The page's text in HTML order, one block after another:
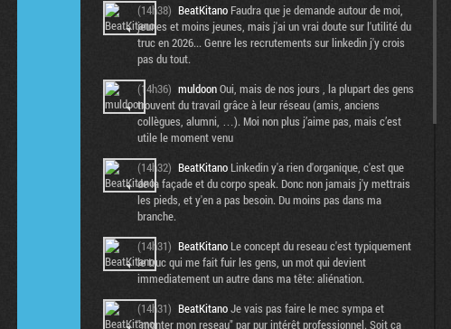
(14h38) BeatKitano Faudra que je demande autour de moi,
jeunes et moins jeunes, mais j'ai un vrai doute sur l'utilité du
truc en 2026... Genre les recrutements sur linkedin j'y crois
pas du tout.
(14h36) muldoonOui, mais de nos jours , la plupart des gens
trouvent du travail grâce à leur réseau (amis, anciens
collègues, alumni, …). Moi non plus j’aime pas, mais c’est
utile le moment venu
(14h32) BeatKitano Linkedin y'a rien d'organique, c'est que
de la façade et du corpo speak. Donc non jamais j'y mettrais
les pieds, et y'en a pas besoin. Du moins pas dans ma
branche.
(14h31) BeatKitano Le concept du reseau c'est typiquement
le truc qui me fait fuir les gens, un mot qui devient
immediatement un autre dans ma tête: aliénation.
(14h31) BeatKitanoJe vais pas faire le mec sympa et
"monter mon reseau" par pur intérêt professionnel. Soit ça